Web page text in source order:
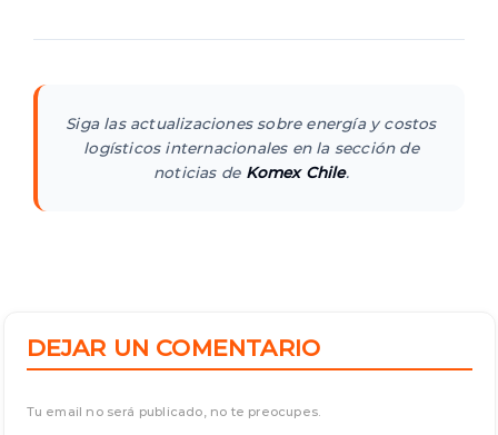
Siga las actualizaciones sobre energía y costos
logísticos internacionales en la sección de
noticias de Komex Chile.
DEJAR UN COMENTARIO
Tu email no será publicado, no te preocupes.